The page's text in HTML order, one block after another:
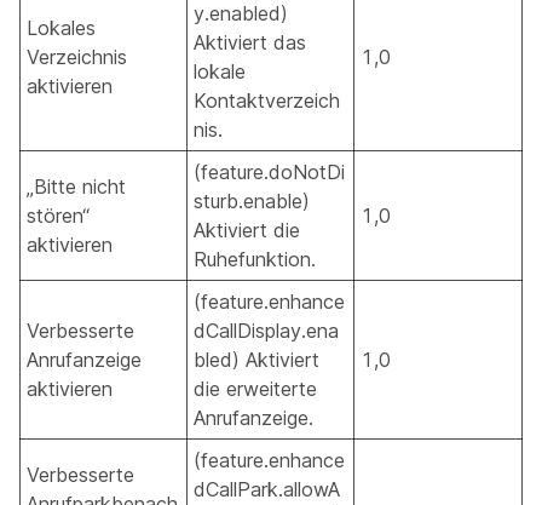
Lokales
Verzeichnis
aktivieren
y.enabled)
Aktiviert das
lokale
Kontaktverzeich
nis.
1,0
„Bitte nicht
stören“
aktivieren
(feature.doNotDi
sturb.enable)
Aktiviert die
Ruhefunktion.
1,0
Verbesserte
Anrufanzeige
aktivieren
(feature.enhance
dCallDisplay.ena
bled) Aktiviert
die erweiterte
Anrufanzeige.
1,0
Verbesserte
(feature.enhance
dCallPark.allowA